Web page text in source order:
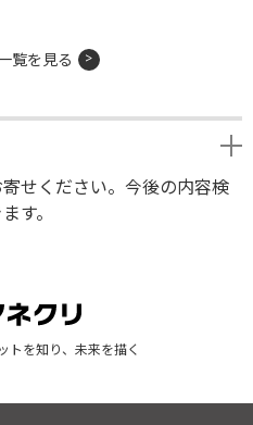
覧を見る
せください。今後の内容検
す。
トを知り、未来を描く